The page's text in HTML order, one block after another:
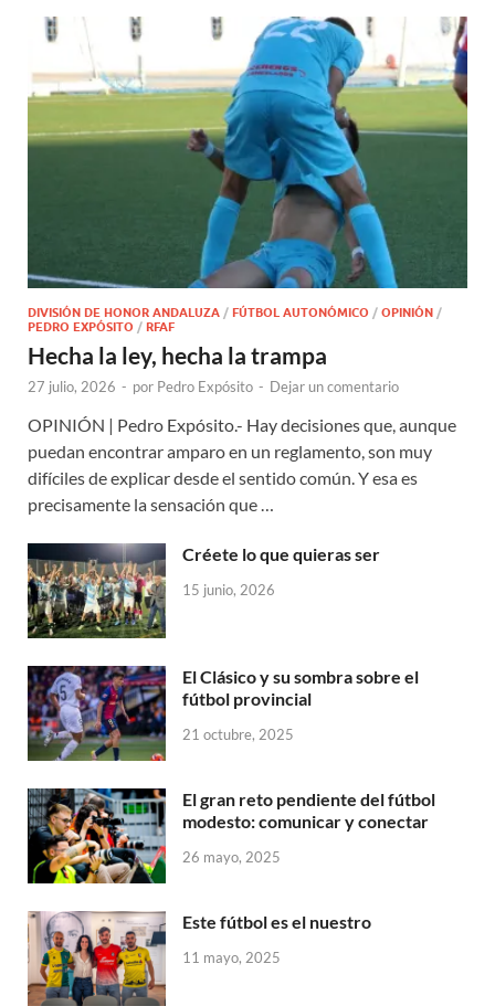
DIVISIÓN DE HONOR ANDALUZA / FÚTBOL AUTONÓMICO / OPINIÓN /
PEDRO EXPÓSITO / RFAF
Hecha la ley, hecha la trampa
27 julio, 2026 - por Pedro Expósito - Dejar un comentario
OPINIÓN | Pedro Expósito.- Hay decisiones que, aunque
puedan encontrar amparo en un reglamento, son muy
difíciles de explicar desde el sentido común. Y esa es
precisamente la sensación que …
Créete lo que quieras ser
15 junio, 2026
El Clásico y su sombra sobre el
fútbol provincial
21 octubre, 2025
El gran reto pendiente del fútbol
modesto: comunicar y conectar
26 mayo, 2025
Este fútbol es el nuestro
11 mayo, 2025